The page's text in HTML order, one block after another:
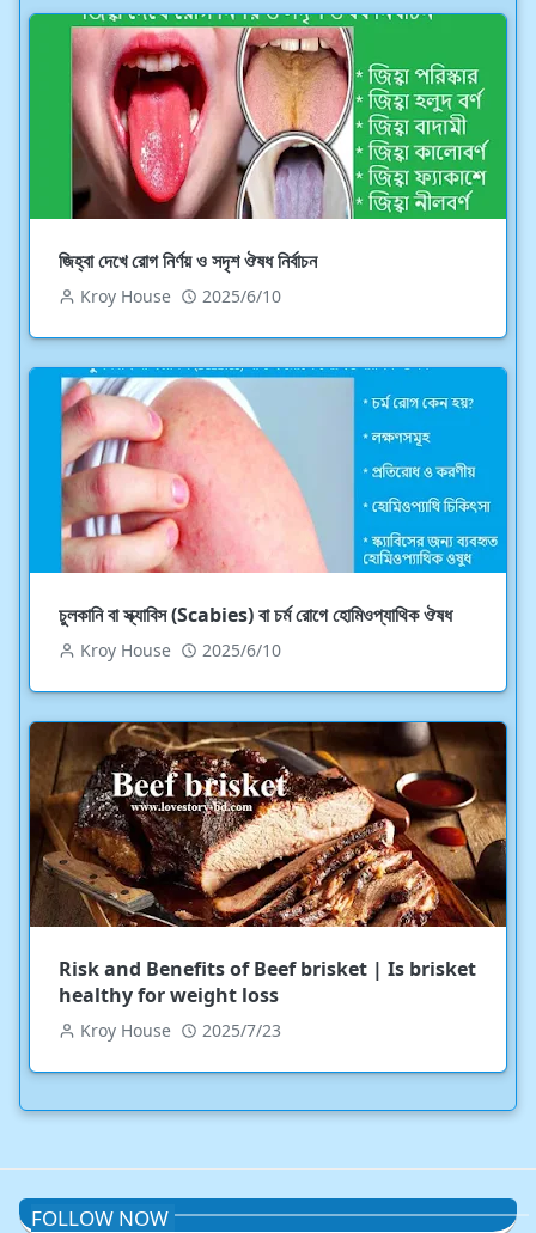
জিহ্বা দেখে রোগ নির্ণয় ও সদৃশ ঔষধ নির্বাচন
Kroy House 2025/6/10
চুলকানি বা স্ক্যাবিস (Scabies) বা চর্ম রোগে হোমিওপ্যাথিক ঔষধ
Kroy House 2025/6/10
Risk and Benefits of Beef brisket | Is brisket
healthy for weight loss
Kroy House 2025/7/23
FOLLOW NOW